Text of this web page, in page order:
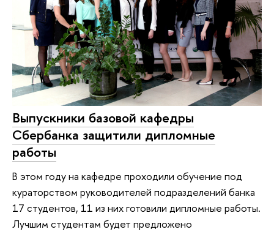
Выпускники базовой кафедры
Сбербанка защитили дипломные
работы
В этом году на кафедре проходили обучение под
кураторством руководителей подразделений банка
17 студентов, 11 из них готовили дипломные работы.
Лучшим студентам будет предложено